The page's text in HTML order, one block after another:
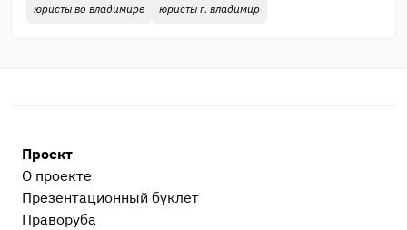
юристы во владимире юристы г. владимир
Проект
О проекте
Презентационный букл​ет
Праворуба